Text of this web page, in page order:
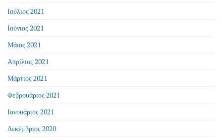
Ιούλιος 2021
Ιούνιος 2021
Μάιος 2021
Απρίλιος 2021
Μάρτιος 2021
Φεβρουάριος 2021
Ιανουάριος 2021
Δεκέμβριος 2020